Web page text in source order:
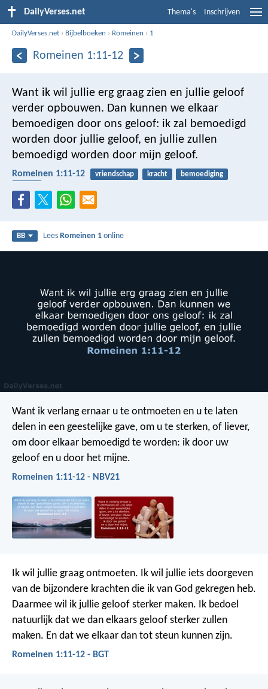
DailyVerses.net Thema's Inschrijven
DailyVerses.net › Bijbelboeken › Romeinen › 1
Romeinen 1:11-12
Want ik wil jullie erg graag zien en jullie geloof
verder opbouwen. Dan kunnen we elkaar
bemoedigen door ons geloof: ik zal bemoedigd
worden door jullie geloof, en jullie zullen
bemoedigd worden door mijn geloof.
Romeinen 1:11-12 vriendschap kracht
bemoediging
BB LeesRomeinen 1 online
Want ik verlang ernaar u te ontmoeten en u te laten
delen in een geestelijke gave, om u te sterken, of liever,
om door elkaar bemoedigd te worden: ik door uw
geloof en u door het mijne.
Romeinen 1:11-12 - NBV21
Ik wil jullie graag ontmoeten. Ik wil jullie iets doorgeven
van de bijzondere krachten die ik van God gekregen heb.
Daarmee wil ik jullie geloof sterker maken. Ik bedoel
natuurlijk dat we dan elkaars geloof sterker zullen
maken. En dat we elkaar dan tot steun kunnen zijn.
Romeinen 1:11-12 - BGT